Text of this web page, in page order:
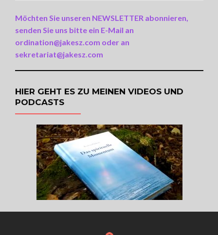
Möchten Sie unseren NEWSLETTER abonnieren,
senden Sie uns bitte ein E-Mail an
ordination@jakesz.com oder an
sekretariat@jakesz.com
HIER GEHT ES ZU MEINEN VIDEOS UND
PODCASTS